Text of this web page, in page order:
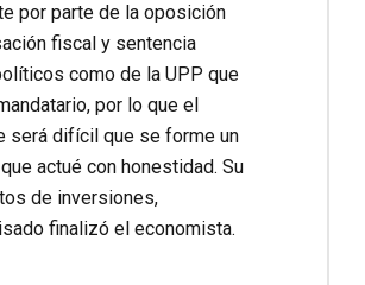
por parte de la oposición
fiscal y sentencia
como de la UPP que
por lo que el
será difícil que se forme un
actué con honestidad. Su
de inversiones,
finalizó el economista.